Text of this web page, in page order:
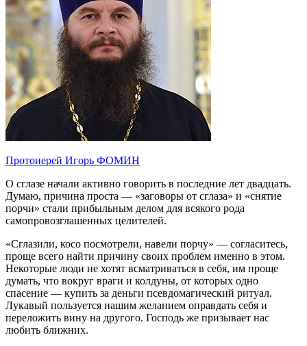
Протоиерей Игорь ФОМИН
О сглазе начали активно говорить в последние лет двадцать.
Думаю, причина проста — «заговоры от сглаза» и «снятие
порчи» стали прибыльным делом для всякого рода
самопровозглашенных целителей.
«Сглазили, косо посмотрели, навели порчу» — согласитесь,
проще всего найти причину своих проблем именно в этом.
Некоторые люди не хотят всматриваться в себя, им проще
думать, что вокруг враги и колдуны, от которых одно
спасение — купить за деньги псевдомагический ритуал.
Лукавый пользуется нашим желанием оправдать себя и
переложить вину на другого. Господь же призывает нас
любить ближних.